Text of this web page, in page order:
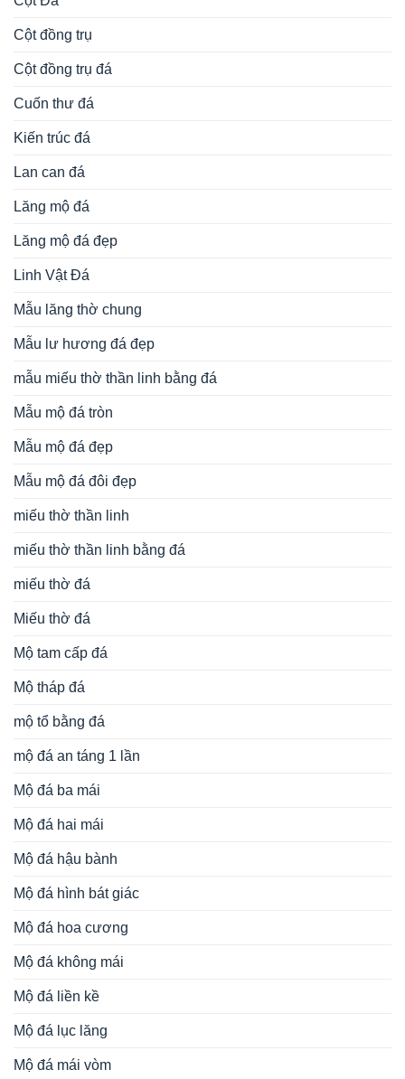
Cột đồng trụ
Cột đồng trụ đá
Cuốn thư đá
Kiến trúc đá
Lan can đá
Lăng mộ đá
Lăng mộ đá đẹp
Linh Vật Đá
Mẫu lăng thờ chung
Mẫu lư hương đá đẹp
mẫu miếu thờ thần linh bằng đá
Mẫu mộ đá tròn
Mẫu mộ đá đẹp
Mẫu mộ đá đôi đẹp
miếu thờ thần linh
miếu thờ thần linh bằng đá
miếu thờ đá
Miếu thờ đá
Mộ tam cấp đá
Mộ tháp đá
mộ tổ bằng đá
mộ đá an táng 1 lần
Mộ đá ba mái
Mộ đá hai mái
Mộ đá hậu bành
Mộ đá hình bát giác
Mộ đá hoa cương
Mộ đá không mái
Mộ đá liền kề
Mộ đá lục lăng
Mộ đá mái vòm